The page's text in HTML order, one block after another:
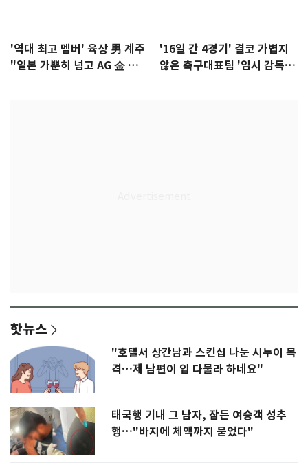
'역대 최고 멤버' 육상 男 계주
"일본 가뿐히 넘고 AG 金 따겠
'16일 간 4경기' 결코 가볍지
않은 축구대표팀 '임시 감독'
핫뉴스
"호텔서 상간남과 스킨십 나눈 시누이 목
격…제 남편이 입 다물라 하네요"
태국행 기내 그 남자, 잠든 여승객 성추
행…"바지에 체액까지 묻었다"